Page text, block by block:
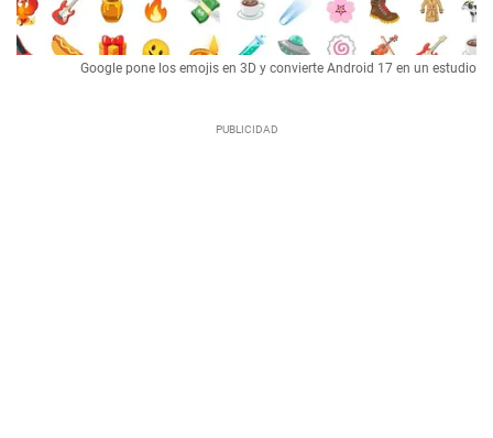
Google pone los emojis en 3D y convierte Android 17 en un estudio